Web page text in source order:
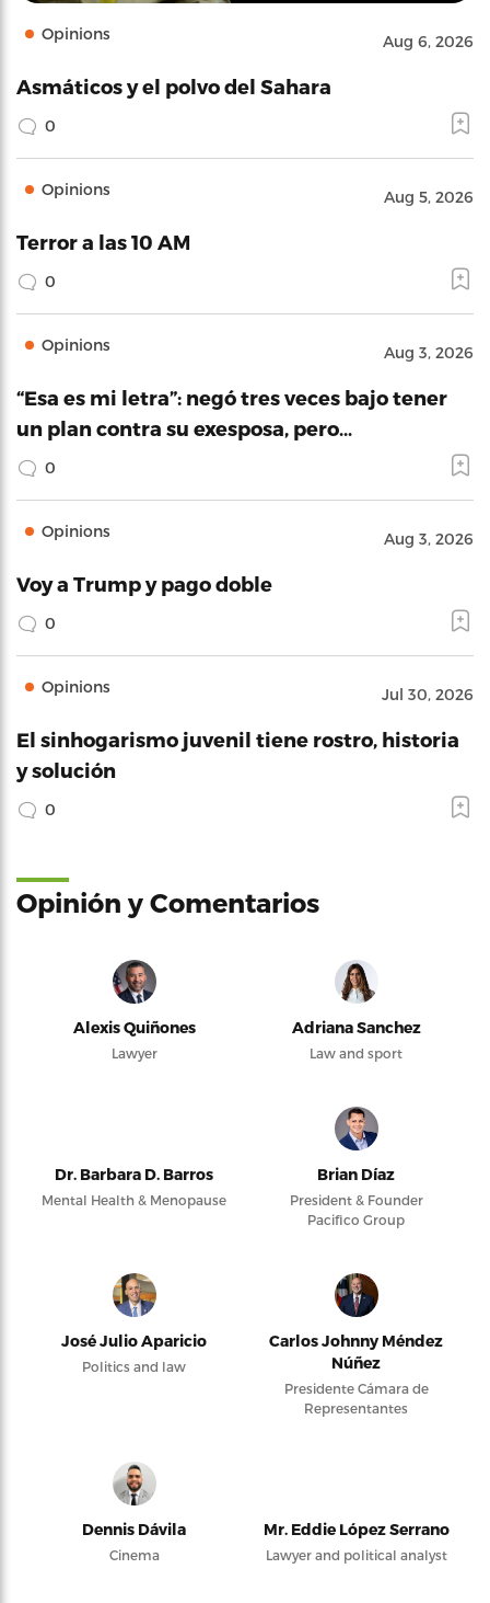
Opinions Aug 6, 2026
Asmáticos y el polvo del Sahara
0
Opinions Aug 5, 2026
Terror a las 10 AM
0
Opinions Aug 3, 2026
“Esa es mi letra”: negó tres veces bajo tener
un plan contra su exesposa, pero…
0
Opinions Aug 3, 2026
Voy a Trump y pago doble
0
Opinions Jul 30, 2026
El sinhogarismo juvenil tiene rostro, historia
y solución
0
Opinión y Comentarios
Alexis Quiñones
Lawyer
Adriana Sanchez
Law and sport
Dr. Barbara D. Barros
Mental Health & Menopause
Brian Díaz
President & Founder
Pacifico Group
José Julio Aparicio
Politics and law
Carlos Johnny Méndez
Núñez
Presidente Cámara de
Representantes
Dennis Dávila
Cinema
Mr. Eddie López Serrano
Lawyer and political analyst